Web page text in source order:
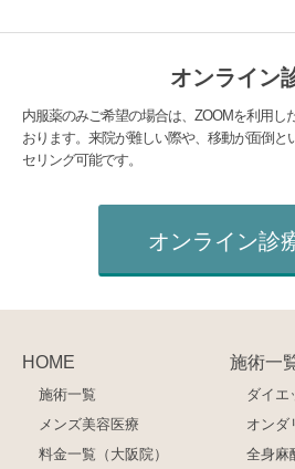
オンライン
内服薬のみご希望の場合は、ZOOMを利用し
おります。来院が難しい際や、移動が面倒と
セリング可能です。
オンライン診
HOME
施術一覧
メンズ美容医療
料金一覧（大阪院）
施術一
ダイエ
オンダ
全身麻